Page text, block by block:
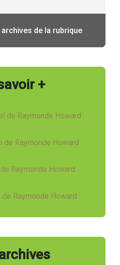
de la rubrique
+
de Raymonde Howard
de Raymonde Howard
Raymonde Howard
de Raymonde Howard